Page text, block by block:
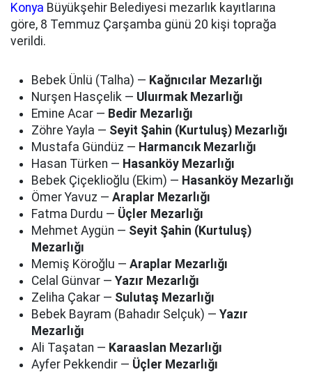
Konya Büyükşehir Belediyesi mezarlık kayıtlarına
göre, 8 Temmuz Çarşamba günü 20 kişi toprağa
verildi.
Bebek Ünlü (Talha) — Kağnıcılar Mezarlığı
Nurşen Hasçelik — Uluırmak Mezarlığı
Emine Acar — Bedir Mezarlığı
Zöhre Yayla — Seyit Şahin (Kurtuluş) Mezarlığı
Mustafa Gündüz — Harmancık Mezarlığı
Hasan Türken — Hasanköy Mezarlığı
Bebek Çiçeklioğlu (Ekim) — Hasanköy Mezarlığı
Ömer Yavuz — Araplar Mezarlığı
Fatma Durdu — Üçler Mezarlığı
Mehmet Aygün — Seyit Şahin (Kurtuluş)
Mezarlığı
Memiş Köroğlu — Araplar Mezarlığı
Celal Günvar — Yazır Mezarlığı
Zeliha Çakar — Sulutaş Mezarlığı
Bebek Bayram (Bahadır Selçuk) — Yazır
Mezarlığı
Ali Taşatan — Karaaslan Mezarlığı
Ayfer Pekkendir — Üçler Mezarlığı